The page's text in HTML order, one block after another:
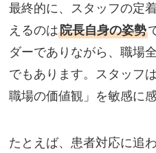
最終的に、スタッフの定
えるのは院長自身の姿勢
ダーでありながら、職場
でもあります。スタッフ
職場の価値観」を敏感に
たとえば、患者対応に追